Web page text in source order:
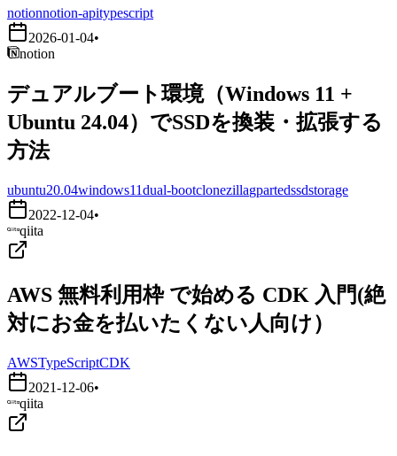
notionnotion-apitypescript
2026-01-04•
notion
デュアルブート環境（Windows 11 +
Ubuntu 24.04）でSSDを換装・拡張する
方法
ubuntu20.04windows11dual-bootclonezillagpartedssdstorage
2022-12-04•
qiita
AWS 無料利用枠 で始める CDK 入門(絶
対にお金を払いたくない人向け）
AWSTypeScriptCDK
2021-12-06•
qiita